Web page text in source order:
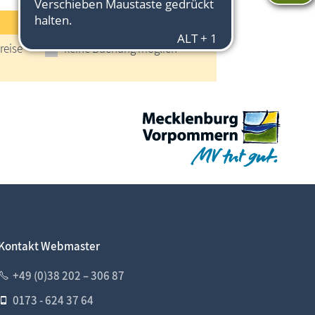
keine Buchung möglich
Webmaster
+49 (0)38 202 – 306 87
0173 - 624 37 64